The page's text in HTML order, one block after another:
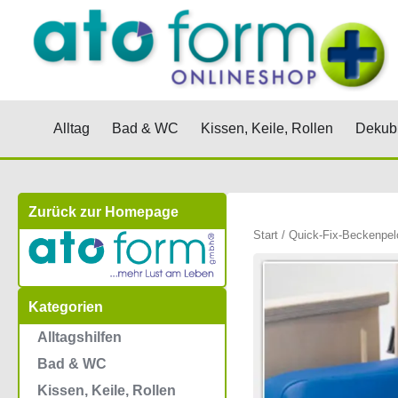
springen
Alltag Öffne Alltag
Bad & WC Öffne Bad & WC
Kissen, Keile, Rollen Öffne
Zurück zur Homepage
Kategorien
Alltagshilfen
Bad & WC
Kissen, Keile, Rollen
Start/ Quick-Fix-